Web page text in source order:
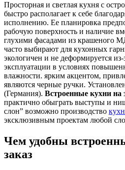
Просторная и светлая кухня с
быстро располагает к себе
исполнению. Ее планировка
рабочую поверхность и наличие
глухими фасадами из крашеного
часто выбирают для кухонных
экологичен и не деформируется из-
эксплуатации в условиях
влажности. ярким акцентом,
являются черные ручки.
(Германия). Встроенные кухни на
практично обыграть выступы и
слон” возможно производство
эксклюзивным проектам любой
Чем удобны
заказ